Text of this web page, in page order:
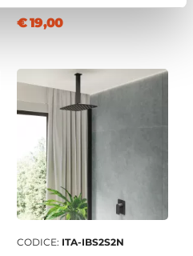
€ 19,00
CODICE: ITA-IBS2S2N